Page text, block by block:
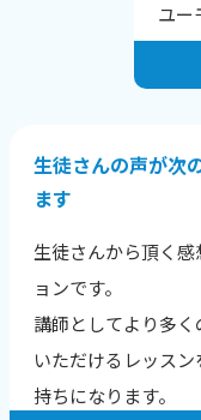
ユー
生徒さんの声が次
ます
生徒さんから頂く
ョンです。
講師としてより多
いただけるレッス
持ちになります。